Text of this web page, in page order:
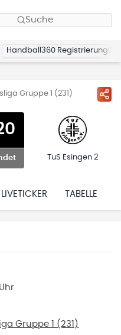
Suche
Handball360 Registrierung
Gruppe 1 (231)
TuS Esingen 2
LIVETICKER TABELLE
Gruppe 1 (231)